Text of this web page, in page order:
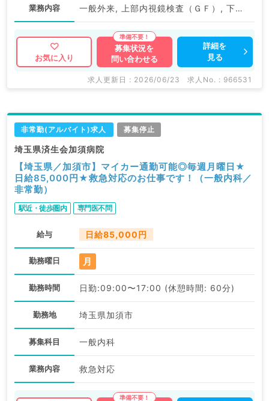
業務内容 一般外来, 上部内視鏡検査（ＧＦ）, 下部内視鏡検査（ＣＦ）, その他
お気に入り
募集状況を
問い合わせる
詳細を
見る
求人更新日 : 2026/06/23 求人No. : 966531
非常勤(アルバイト)求人 募集停止
埼玉県済生会加須病院
【埼玉県／加須市】マイカー通勤可能◎毎週月曜日★
日給85,000円★救急対応のお仕事です！（一般内科／
非常勤）
駅近・徒歩圏内 専門医不問
給与 日給85,000円
勤務曜日 月
勤務時間 日勤:09:00〜17:00 (休憩時間: 60分)
勤務地 埼玉県加須市
募集科目 一般内科
業務内容 救急対応